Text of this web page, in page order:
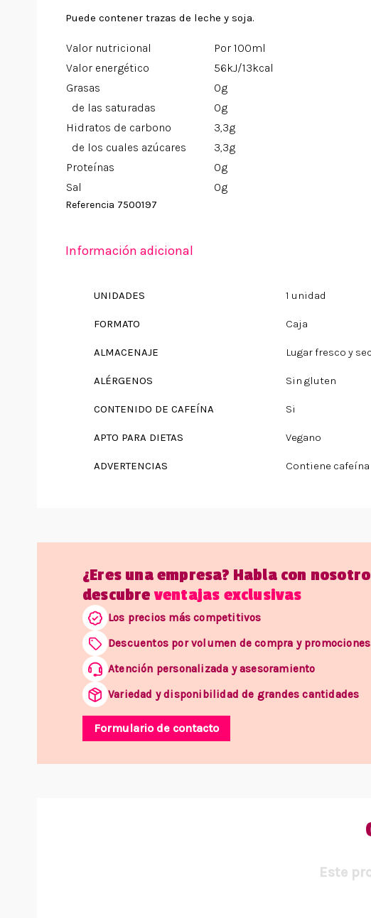
Puede contener trazas de leche y soja.
Valor nutricional
Por 100ml
Valor energético
56kJ/13kcal
Grasas
0g
de las saturadas
0g
Hidratos de carbono
3,3g
de los cuales azúcares
3,3g
Proteínas
0g
Sal
0g
Referencia 7500197
Información adicional
UNIDADES 1 unidad
FORMATO Caja
ALMACENAJE Lugar fresco y
ALÉRGENOS Sin gluten
CONTENIDO DE CAFEÍNA Si
APTO PARA DIETAS Vegano
ADVERTENCIAS Contiene cafeína
¿Eres una empresa? Habla con
descubreventajas exclusivas
Los precios más competitivos
Descuentos por volumen de compra y promociones
Atención personalizada y asesoramiento
Variedad y disponibilidad de grandes cantidades
Formulario de contacto
Este